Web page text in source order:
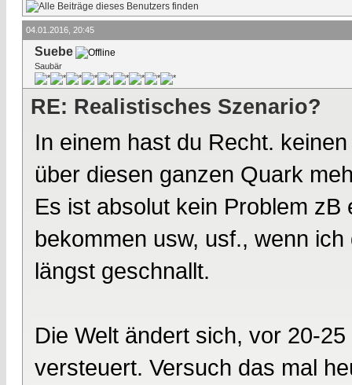
04.01.2016, 20:45
Suebe
Saubär
RE: Realistisches Szenario?
In einem hast du Recht.
über diesen ganzen Quark
Es ist absolut kein Problem
bekommen usw, usf., wenn
längst geschnallt.
Die Welt ändert sich, vor 20-
versteuert. Versuch das mal